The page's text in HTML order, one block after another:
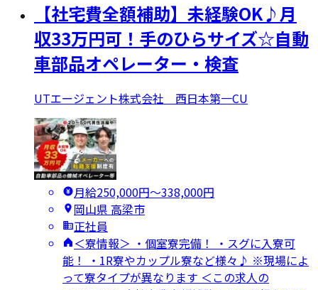
【社宅費全額補助】未経験OK♪月
収33万円可！手のひらサイズ☆自動
車部品オペレーター・検査
UTエージェント株式会社 西日本第一CU
月給250,000円〜338,000円
岡山県 高梁市
正社員
＜寮情報＞ ・個室寮完備！ ・スグに入寮可
能！ ・1R寮やカップル寮など様々♪ ※現場によ
って寮タイプが異なります ＜この求人の